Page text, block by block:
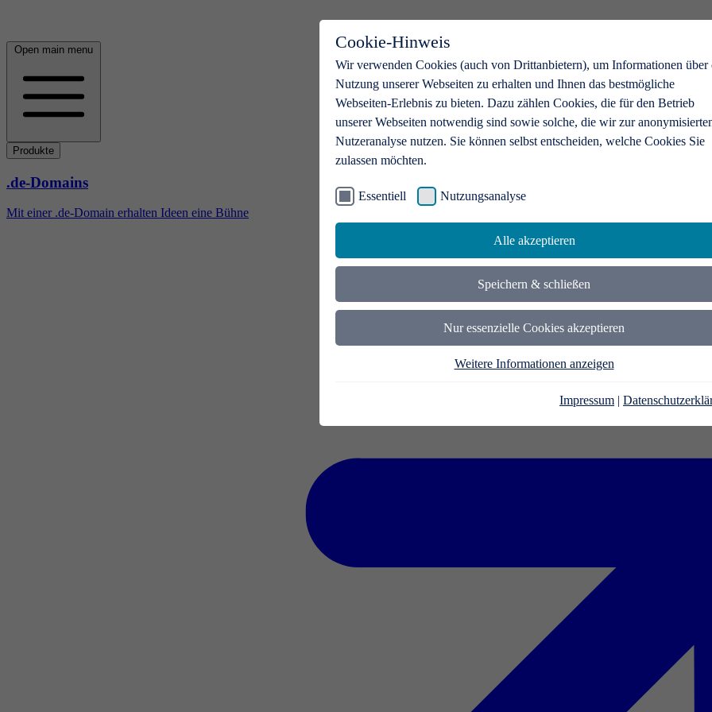
Cookie-Hinweis
Wir verwenden Cookies (auch von Drittanbietern), um Informationen über
Nutzung unserer Webseiten zu erhalten und Ihnen das bestmögliche
Webseiten-Erlebnis zu bieten. Dazu zählen Cookies, die für den Betrieb
unserer Webseiten notwendig sind sowie solche, die wir zur
Nutzeranalyse nutzen. Sie können selbst entscheiden, welche Cookies Sie
zulassen möchten.
Essentiell Nutzungsanalyse
Alle akzeptieren
Speichern & schließen
Nur essenzielle Cookies akzeptieren
Weitere Informationen anzeigen
Impressum |
Open main menu
Produkte
.de-Domains
Mit einer .de-Domain erhalten Ideen eine Bühne